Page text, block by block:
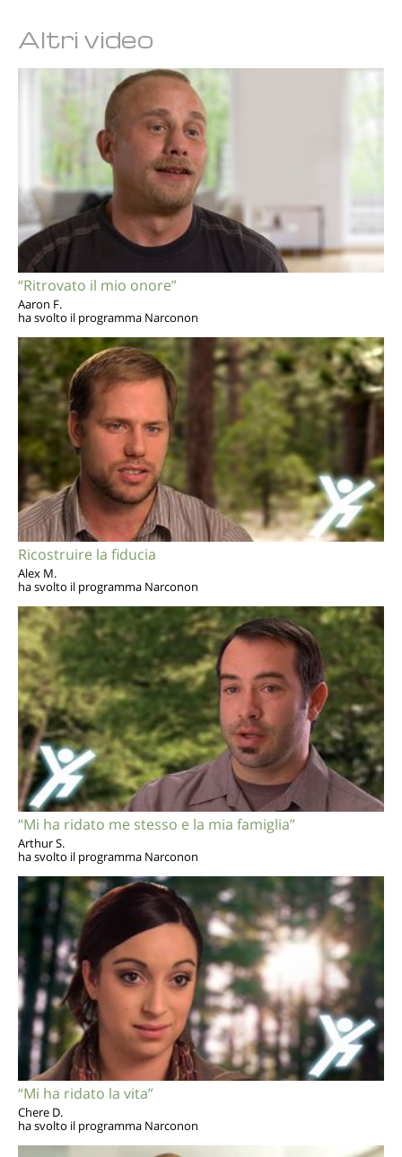
Altri video
“Ritrovato il mio onore”
Aaron F.
ha svolto il programma Narconon
Ricostruire la fiducia
Alex M.
ha svolto il programma Narconon
“Mi ha ridato me stesso e la mia famiglia”
Arthur S.
ha svolto il programma Narconon
“Mi ha ridato la vita”
Chere D.
ha svolto il programma Narconon